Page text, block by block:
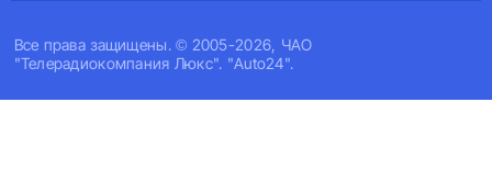
Все права защищены. © 2005-2026, ЧАО
"Телерадиокомпания Люкс". "Auto24".